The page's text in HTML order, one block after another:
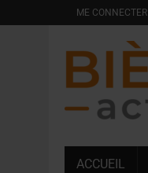
ME CONNECTER
ACCUEIL